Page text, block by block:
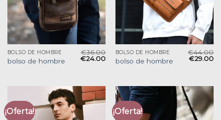
BOLSO DE HOMBRE
bolso de hombre
€36.00
€24.00
BOLSO DE HOMBRE
bolso de hombre
€44.00
€29.00
¡Oferta! ¡Oferta!